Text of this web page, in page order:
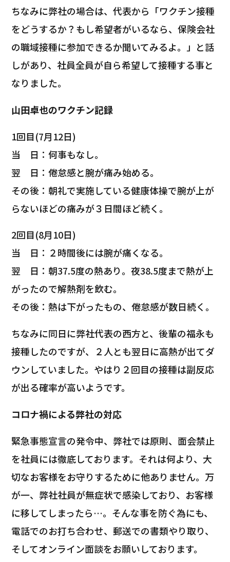
ちなみに弊社の場合は、代表から「ワクチン接種
をどうするか？もし希望者がいるなら、保険会社
の職域接種に参加できるか聞いてみるよ。」と話
しがあり、社員全員が自ら希望して接種する事と
なりました。
山田卓也のワクチン記録
1回目(7月12日)
当 日：何事もなし。
翌 日：倦怠感と腕が痛み始める。
その後：朝礼で実施している健康体操で腕が上が
らないほどの痛みが３日間ほど続く。
2回目(8月10日)
当 日：２時間後には腕が痛くなる。
翌 日：朝37.5度の熱あり。夜38.5度まで熱が上
がったので解熱剤を飲む。
その後：熱は下がったもの、倦怠感が数日続く。
ちなみに同日に弊社代表の西方と、後輩の福永も
接種したのですが、２人とも翌日に高熱が出てダ
ウンしていました。やはり２回目の接種は副反応
が出る確率が高いようです。
コロナ禍による弊社の対応
緊急事態宣言の発令中、弊社では原則、面会禁止
を社員には徹底しております。それは何より、大
切なお客様をお守りするために他ありません。万
が一、弊社社員が無症状で感染しており、お客様
に移してしまったら…。そんな事を防ぐ為にも、
電話でのお打ち合わせ、郵送での書類やり取り、
そしてオンライン面談をお願いしております。